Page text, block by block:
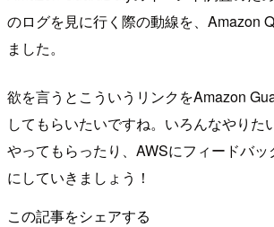
のログを見に行く際の動線を、Amazon
ました。
欲を言うとこういうリンクをAmazon
してもらいたいですね。いろんなやりた
やってもらったり、AWSにフィードバ
にしていきましょう！
この記事をシェアする